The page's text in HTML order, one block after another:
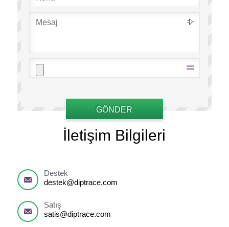
GÖNDER
İletişim Bilgileri
Destek
destek@diptrace.com
Satış
satis@diptrace.com